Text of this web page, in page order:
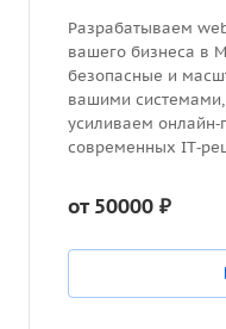
Разрабатываем
вашего бизнеса в
безопасные и
вашими
усиливаем
современных
от 50000 ₽